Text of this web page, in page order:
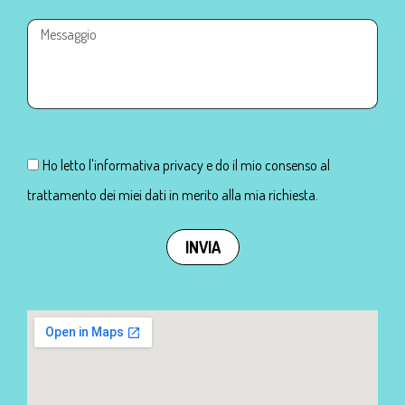
Ho letto l'informativa privacy e do il mio consenso al
trattamento dei miei dati in merito alla mia richiesta.
INVIA